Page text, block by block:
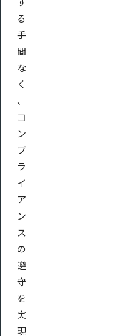
る
手
間
な
く
、
コ
ン
プ
ラ
イ
ア
ン
ス
の
遵
守
を
実
現